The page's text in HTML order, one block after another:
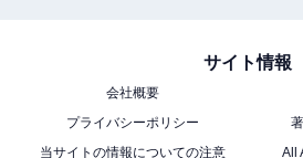
サイト情報
会社概要
プライバシーポリシー
当サイトの情報についての注意
All